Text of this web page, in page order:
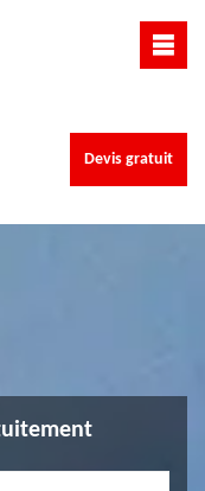
Devis gratuit